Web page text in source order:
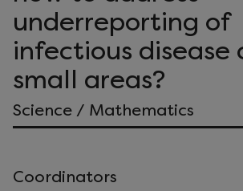
underreporting of
infectious disease
small areas?
Science / Mathematics
Coordinators